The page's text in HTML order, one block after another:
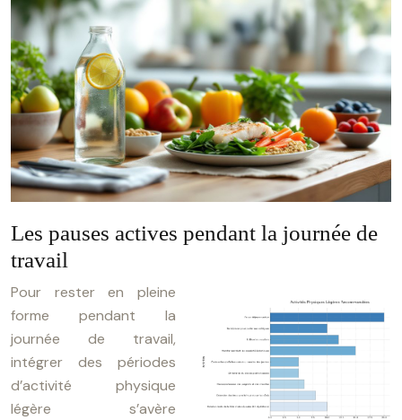
Les pauses actives pendant la journée de
travail
Pour rester en pleine
forme pendant la
journée de travail,
intégrer des périodes
d’activité physique
légère s’avère